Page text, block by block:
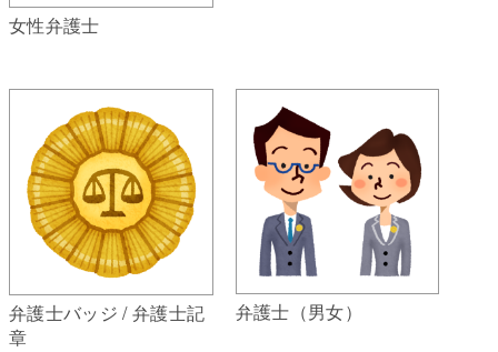
女性弁護士
弁護士バッジ / 弁護士記
章
弁護士（男女）